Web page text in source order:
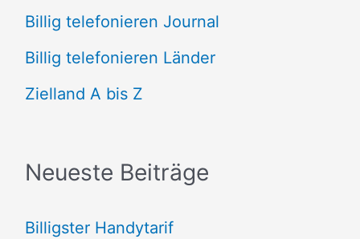
e
n
n
h
Billig telefonieren Journal
Billig telefonieren Länder
Zielland A bis Z
Neueste Beiträge
Billigster Handytarif